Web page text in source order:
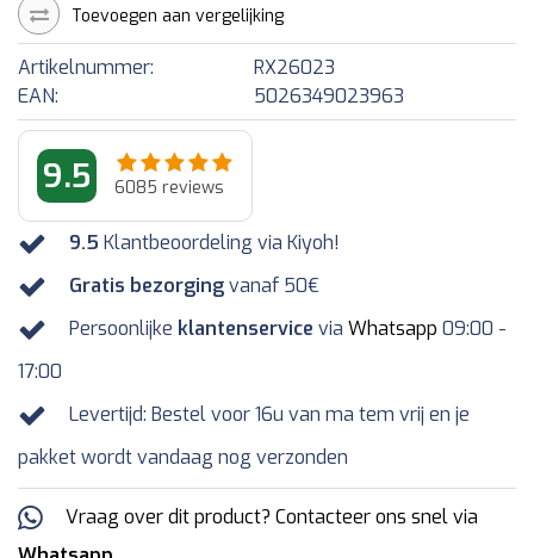
Toevoegen aan vergelijking
Artikelnummer:
RX26023
EAN:
5026349023963
9.5 6085 reviews
9.5 Klantbeoordeling via Kiyoh!
Gratis bezorgingvanaf 50€
Persoonlijke klantenservice via Whatsapp 09:00 -
17:00
Levertijd: Bestel voor 16u van ma tem vrij en je
pakket wordt vandaag nog verzonden
Vraag over dit product? Contacteer ons snel via